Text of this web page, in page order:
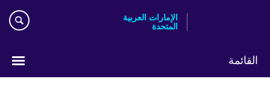
الإمارات العربية
المتحدة
القائمة